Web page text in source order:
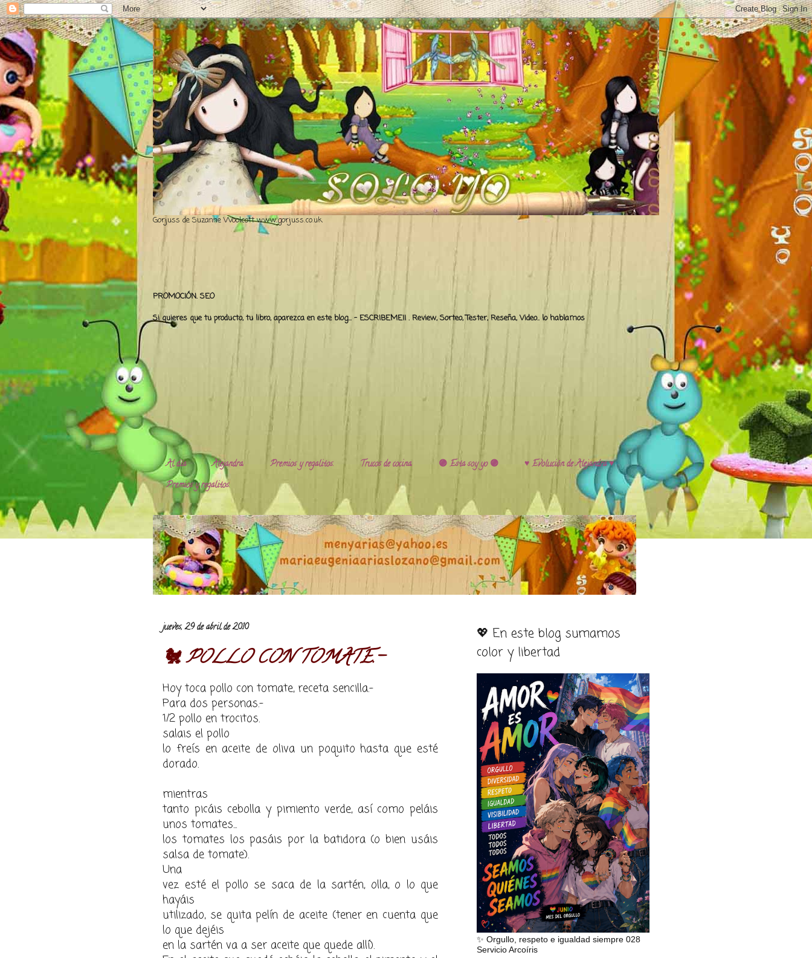
Gorjuss de Suzanne Woolcott www.gorjuss.co.uk
PROMOCIÓN. SEO
Si quieres que tu producto, tu libro, aparezca en este blog... - ESCRIBEME!! . Review, Sorteo, Tester, Reseña, Video.. lo hablamos
Al día Alejandra. Premios y regalitos. Trucos de cocina. 🟣 Esta soy yo 🟣
♥️ Evolución de Alejandra ♥️
Premios y regalitos.
jueves, 29 de abril de 2010
🐔 POLLO CON TOMATE.-
Hoy toca pollo con tomate, receta sencilla.-
Para dos personas.-
1/2 pollo en trocitos.
salais el pollo
lo freís en aceite de oliva un poquito hasta que esté
dorado.
mientras
tanto picáis cebolla y pimiento verde, así como peláis
unos tomates...
los tomates los pasáis por la batidora (o bien usáis
salsa de tomate).
Una
vez esté el pollo se saca de la sartén, olla, o lo que
hayáis
utilizado, se quita pelín de aceite (tener en cuenta que
lo que dejéis
en la sartén va a ser aceite que quede allí).
💖 En este blog sumamos
color y libertad
✨ Orgullo, respeto e igualdad siempre 028
Servicio Arcoíris